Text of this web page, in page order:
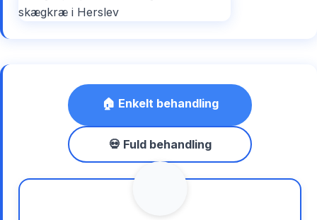
🏠 Enkelt behandling
💀 Fuld behandling